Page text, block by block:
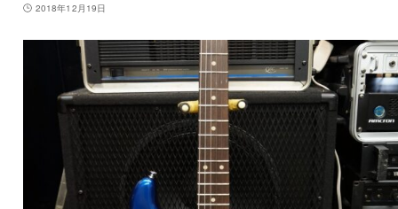
2018年12月19日